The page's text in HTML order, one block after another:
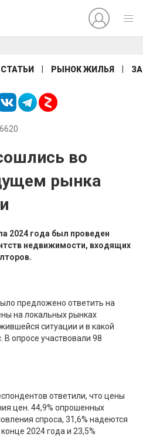
СТАТЬИ РЫНОК ЖИЛЬЯ
во
рынка
2024 года был проведен
недвижимости, входящих
предложено ответить на
на локальных рынках
ситуации и в какой
В опросе участвовали 98
ответили, что цены
цен. 44,9% опрошенных
спроса, 31,6% надеются
2024 года и 23,5%